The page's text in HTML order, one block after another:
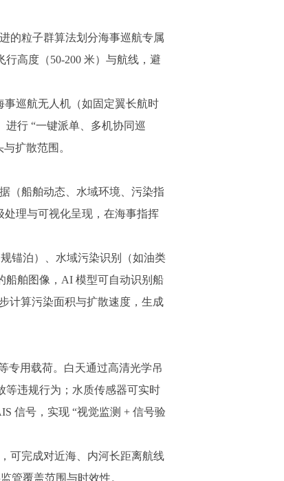
粒子群算法划分海事巡航专属
高度（50-200 米）与航线，避
巡航无人机（如固定翼长航时
行 “一键派单、多机协同巡
扩散范围。
船舶动态、水域环境、污染指
处理与可视化呈现，在海事指挥
锚泊）、水域污染识别（如油类
船舶图像，AI 模型可自动识别船
计算污染面积与扩散速度，生成
用载荷。白天通过高清光学吊
等违规行为；水质传感器可实时
信号，实现 “视觉监测 + 信号验
可完成对近海、内河长距离航线
管覆盖范围与时效性。